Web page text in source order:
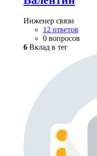
Инженер связи
12 ответов
0 вопросов
6 Вклад в тег